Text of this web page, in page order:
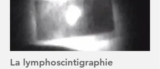
La lymphoscintigraphie